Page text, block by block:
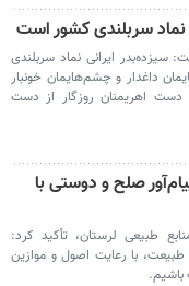
نماد سربلندی کشور است
ایرانی نماد سربلندی
داغدار و چشم‌هایمان خونبار
دست اهریمنان روزگار از دست
صلح و دوستی با
طبیعی لرستان، تأکید کرد:
طبیعت، با رعایت اصول و موازین